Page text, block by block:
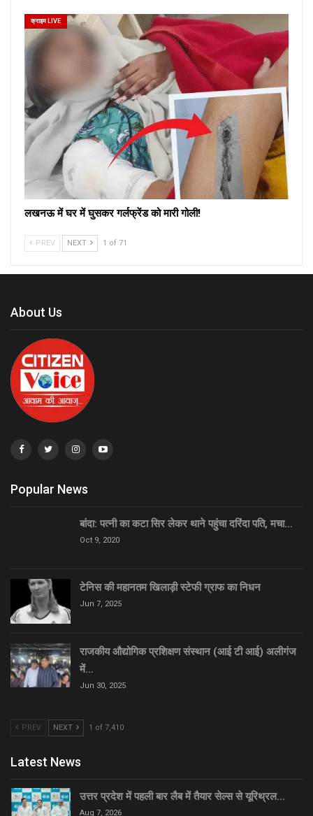
क्राइम LIVE
लखनऊ में घर में घुसकर गर्लफ्रेंड को मारी गोली!
PREV NEXT 1 of 71
About Us
Popular News
बांदा: पत्नी का कटा सिर लेकर थाने पहुंचा दरिंदा पति, मचा…
Oct 9, 2020
टेनिस की महानतम खिलाड़ी स्टेफी ग्राफ का निधन
Jun 7, 2025
राजकीय औद्योगिक प्रशिक्षण संस्थान (आई टी आई) अलीगंज
में…
Jun 30, 2025
PREV NEXT 1 of 7,410
Latest News
उत्तर प्रदेश में पहली बार लैब में तैयार सेल्स से यूरिथ्रल…
Aug 7, 2026